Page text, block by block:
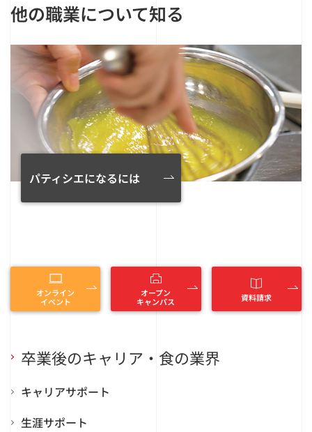
他の職業について知る
パティシエになるには
オンライン
イベント
オープン
キャンパス
資料請求
卒業後のキャリア・食の業界
キャリアサポート
生涯サポート